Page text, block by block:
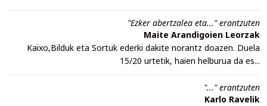
"Ezker abertzalea eta..." erantzuten
Maite Arandigoien Leorzak
Kaixo,Bilduk eta Sortuk ederki dakite norantz doazen. Duela
15/20 urtetik, haien helburua da es...
"..." erantzuten
Karlo Ravelik